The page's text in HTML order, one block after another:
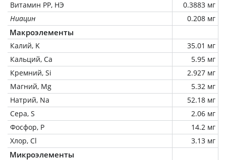
Витамин РР, НЭ
0.3883 мг
Ниацин
0.208 мг
Макроэлементы
Калий, K
35.01 мг
Кальций, Ca
5.95 мг
Кремний, Si
2.927 мг
Магний, Mg
5.32 мг
Натрий, Na
52.18 мг
Сера, S
2.06 мг
Фосфор, P
14.2 мг
Хлор, Cl
3.13 мг
Микроэлементы